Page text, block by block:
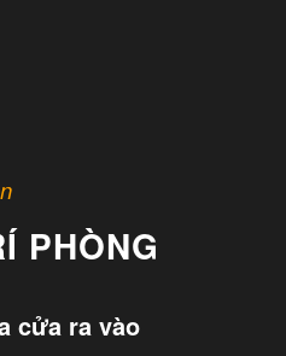
PHÒNG
cửa ra vào